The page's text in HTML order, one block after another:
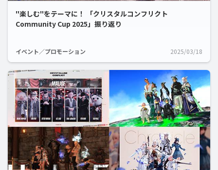
"楽しむ"をテーマに！ 「クリスタルコンフリクト
Community Cup 2025」振り返り
イベント／プロモーション 2025/03/18